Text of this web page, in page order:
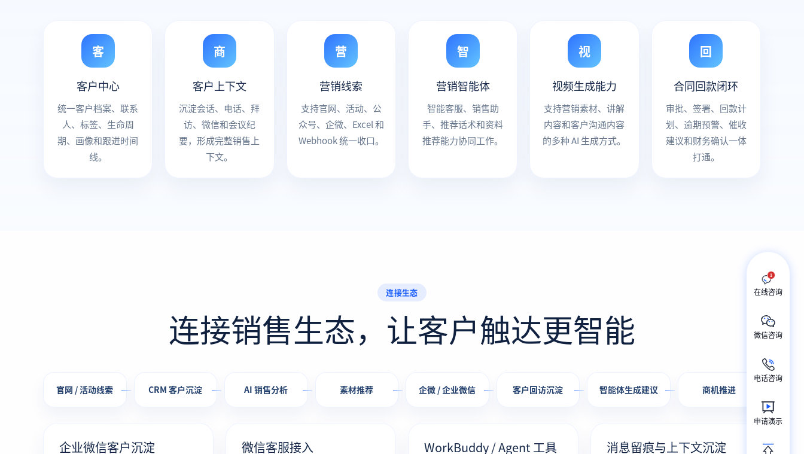
客
客户中心
统一客户档案、联系
人、标签、生命周
期、画像和跟进时间
线。
商
客户上下文
沉淀会话、电话、拜
访、微信和会议纪
要，形成完整销售上
下文。
营
营销线索
支持官网、活动、公
众号、企微、Excel 和
Webhook 统一收口。
智
营销智能体
智能客服、销售助
手、推荐话术和资料
推荐能力协同工作。
视
视频生成能力
支持营销素材、讲解
内容和客户沟通内容
的多种 AI 生成方式。
回
合同回款闭环
审批、签署、回款计
划、逾期预警、催收
建议和财务确认一体
打通。
连接生态
连接销售生态，让客户触达更智能
官网 / 活动线索 CRM 客户沉淀 AI 销售分析 素材推荐 企微 / 企业微信 客户回访沉淀 智能体生成建议 商机推进
企业微信客户沉淀 微信客服接入
WorkBuddy / Agent 工具
消息留痕与上下文沉淀
在线咨询
微信咨询
电话咨询
申请演示